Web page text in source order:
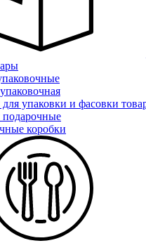
упаковки и фасовки
коробки